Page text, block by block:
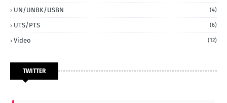
UN/UNBK/USBN (4)
UTS/PTS (6)
Video (12)
TWITTER